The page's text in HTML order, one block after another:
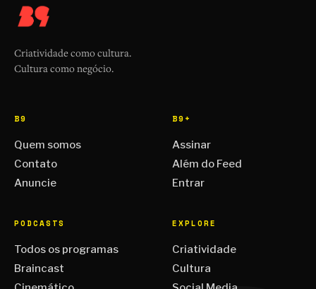
Criatividade como cultura.
Cultura como negócio.
B9
Quem somos
Contato
Anuncie
B9+
Assinar
Além do Feed
Entrar
PODCASTS
Todos os programas
Braincast
EXPLORE
Criatividade
Cultura